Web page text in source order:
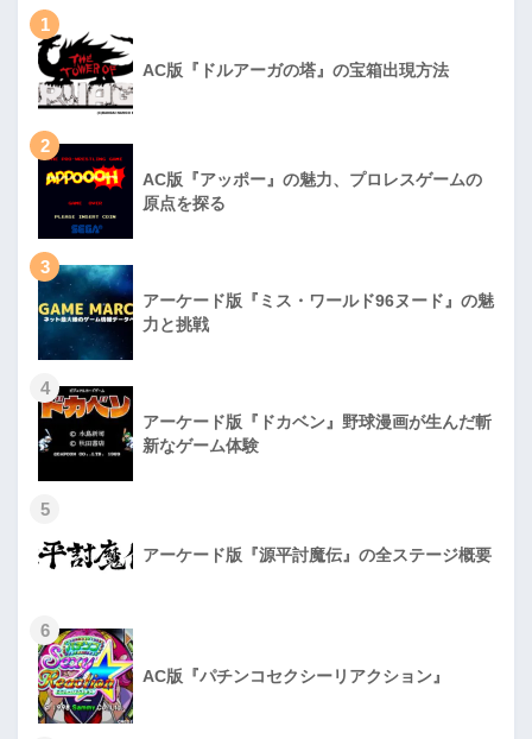
1
AC版『ドルアーガの塔』の宝箱出現方法
2
AC版『アッポー』の魅力、プロレスゲームの
原点を探る
3
アーケード版『ミス・ワールド96ヌード』の魅
力と挑戦
4
アーケード版『ドカベン』野球漫画が生んだ斬
新なゲーム体験
5
アーケード版『源平討魔伝』の全ステージ概要
6
AC版『パチンコセクシーリアクション』